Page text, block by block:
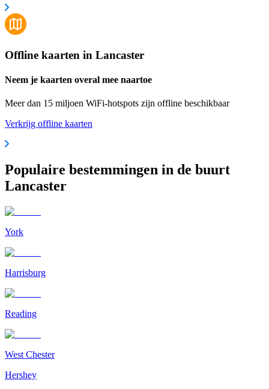
Offline kaarten in Lancaster
Neem je kaarten overal mee naartoe
Meer dan 15 miljoen WiFi-hotspots zijn offline beschikbaar
Verkrijg offline kaarten
Populaire bestemmingen in de buurt
Lancaster
York
Harrisburg
Reading
West Chester
Hershey